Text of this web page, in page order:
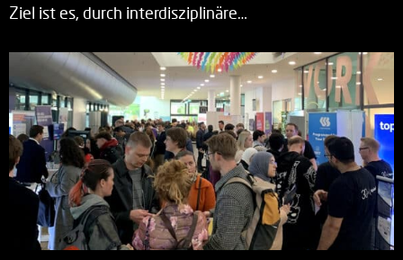
Ziel ist es, durch interdisziplinäre…